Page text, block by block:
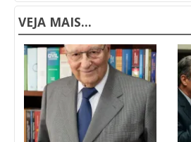
VEJA MAIS...